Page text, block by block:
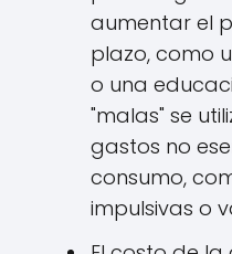
aumentar el
plazo, como
o una
"malas" se
gastos no
consumo,
impulsivas o